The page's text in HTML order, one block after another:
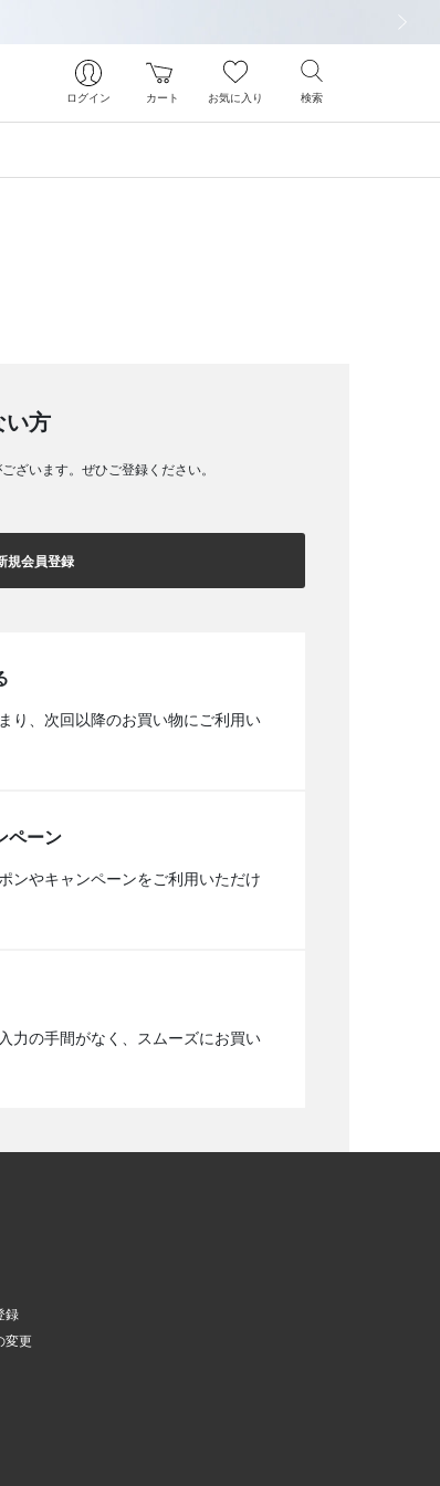
ログイン カート お気に入り 検索
い方
ざいます。ぜひご登録ください。
規会員登録
り、次回以降のお買い物にご利用い
ペーン
ンやキャンペーンをご利用いただけ
力の手間がなく、スムーズにお買い
録
変更